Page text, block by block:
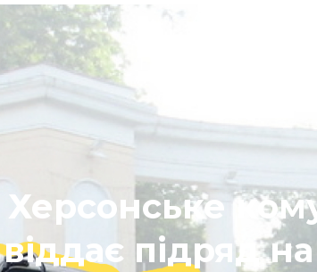
Херсонське
віддає підряд